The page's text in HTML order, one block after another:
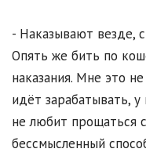
- Наказывают везде,
Опять же бить по
наказания. Мне это
идёт зарабатывать,
не любит прощаться
бессмысленный